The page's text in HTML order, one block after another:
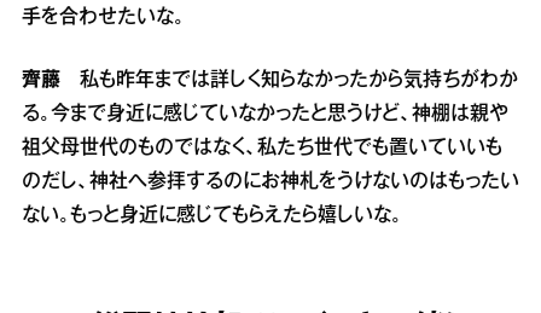
手を合わせたいな。
齊藤 私も昨年までは詳しく知らなかったから気持ちがわか
る。今まで身近に感じていなかったと思うけど、神棚は親や
祖父母世代のものではなく、私たち世代でも置いていいも
のだし、神社へ参拝するのにお神札をうけないのはもったい
ない。もっと身近に感じてもらえたら嬉しいな。